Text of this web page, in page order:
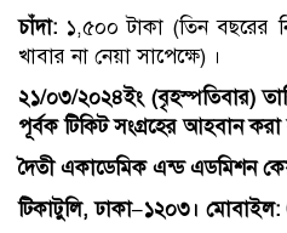
চাঁদা: ১,৫০০ টাকা (তিন বছরের
খাবার না নেয়া সাপেক্ষে) ।
২১/০৩/২০২৪ইং(বৃহস্পতিবার)
পূর্বক টিকিট সংগ্রহের আহবান
দৈতী একাডেমিক এন্ড এডমিশন
টিকাটুলি,ঢাকা–১২০৩। মোবাইল: